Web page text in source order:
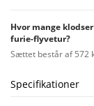
Hvor mange
furie-flyvetur?
Sættet består af 572
Specifikationer